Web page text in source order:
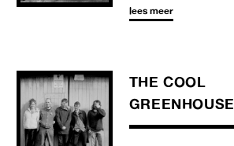
lees meer
THE COOL
GREENHOUSE